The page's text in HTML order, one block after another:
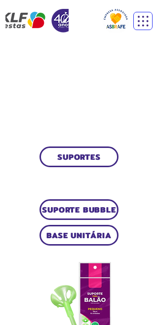
SUPORTES
SUPORTE BUBBLE
BASE UNITÁRIA